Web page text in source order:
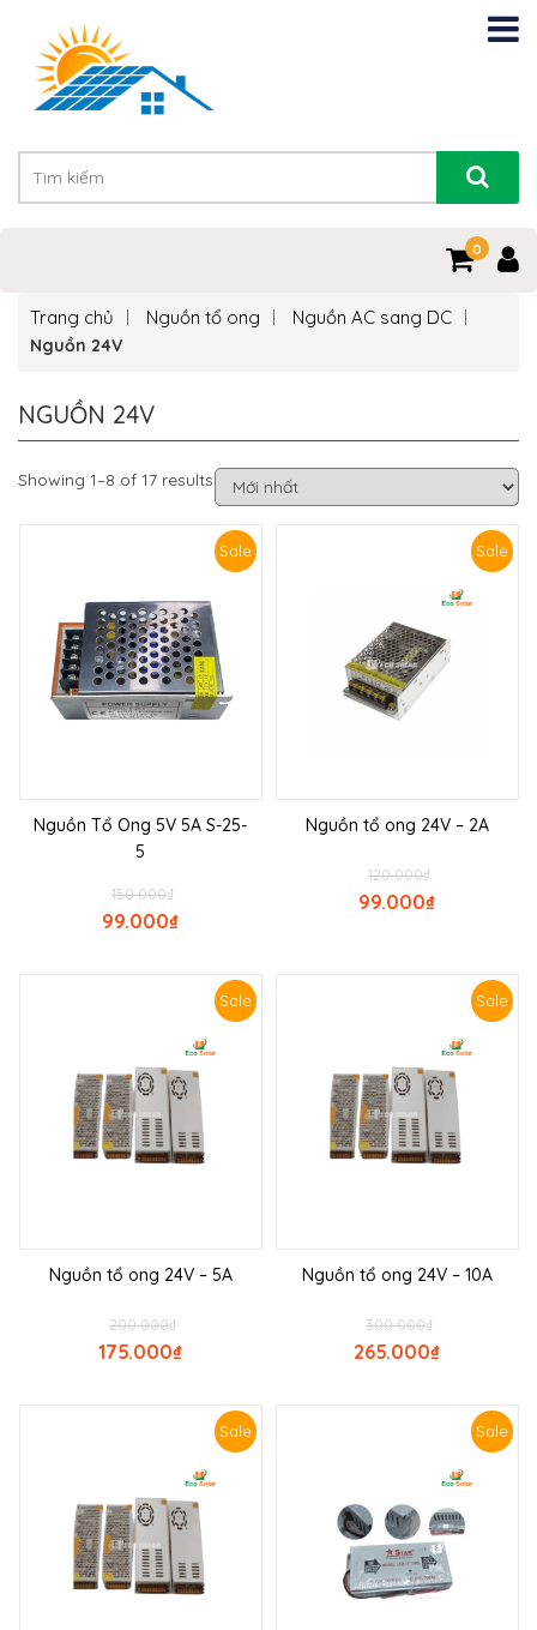
0
Trang chủ Nguồn tổ ong Nguồn AC sang DC
Nguồn 24V
NGUỒN 24V
Showing 1–8 of 17 results
Sale
Nguồn Tổ Ong 5V 5A S-25-
5
₫
150.000
₫
99.000
Sale
Nguồn tổ ong 24V – 2A
₫
120.000
₫
99.000
Sale
Nguồn tổ ong 24V – 5A
₫
200.000
₫
175.000
Sale
Nguồn tổ ong 24V – 10A
₫
300.000
₫
265.000
Sale Sale